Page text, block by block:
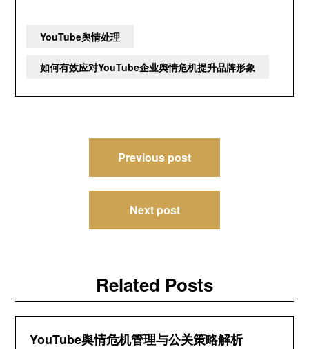
YouTube舆情处理
如何有效应对YouTube企业舆情危机提升品牌形象
Previous post
Next post
Related Posts
YouTube舆情危机管理与公关策略解析